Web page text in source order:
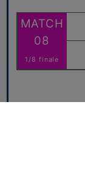
MATCH
08
1/8 finale